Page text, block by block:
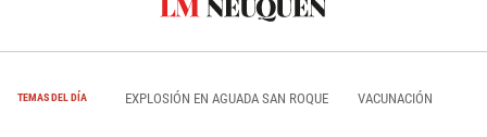
TEMAS DEL DÍA EXPLOSIÓN EN AGUADA SAN ROQUE VACUNACIÓN